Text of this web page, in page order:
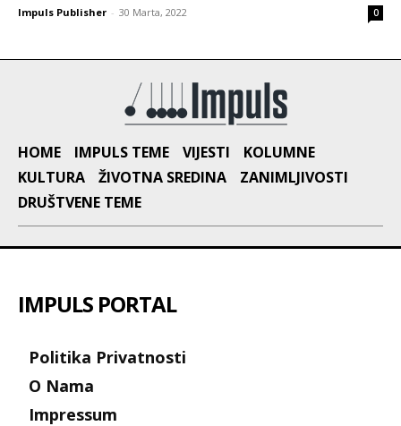
Impuls Publisher - 30 Marta, 2022 0
HOME IMPULS TEME VIJESTI
KOLUMNE
KULTURA
ŽIVOTNA SREDINA
ZANIMLJIVOSTI
DRUŠTVENE TEME
IMPULS PORTAL
Politika Privatnosti
O Nama
Impressum